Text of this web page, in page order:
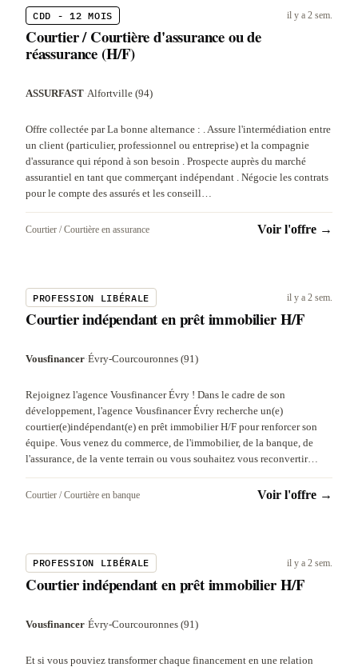
CDD - 12 MOIS il y a 2 sem.
Courtier / Courtière d'assurance ou de
réassurance (H/F)
ASSURFAST·Alfortville (94)
Offre collectée par La bonne alternance : . Assure l'intermédiation entre
un client (particulier, professionnel ou entreprise) et la compagnie
d'assurance qui répond à son besoin . Prospecte auprès du marché
assurantiel en tant que commerçant indépendant . Négocie les contrats
pour le compte des assurés et les conseill…
Courtier / Courtière en assurance Voir l'offre →
PROFESSION LIBÉRALE il y a 2 sem.
Courtier indépendant en prêt immobilier H/F
Vousfinancer·Évry-Courcouronnes (91)
Rejoignez l'agence Vousfinancer Évry ! Dans le cadre de son
développement, l'agence Vousfinancer Évry recherche un(e)
courtier(e)indépendant(e) en prêt immobilier H/F pour renforcer son
équipe. Vous venez du commerce, de l'immobilier, de la banque, de
l'assurance, de la vente terrain ou vous souhaitez vous reconvertir…
Courtier / Courtière en banque Voir l'offre →
PROFESSION LIBÉRALE il y a 2 sem.
Courtier indépendant en prêt immobilier H/F
Vousfinancer·Évry-Courcouronnes (91)
Et si vous pouviez transformer chaque financement en une relation